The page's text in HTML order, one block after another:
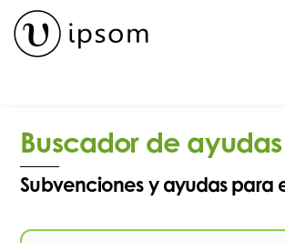
Skip
content
Buscador de ayudas
Subvenciones y ayudas para